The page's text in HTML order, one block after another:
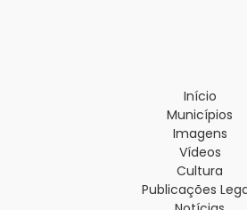
Início
Municípios
Imagens
Vídeos
Cultura
Publicações